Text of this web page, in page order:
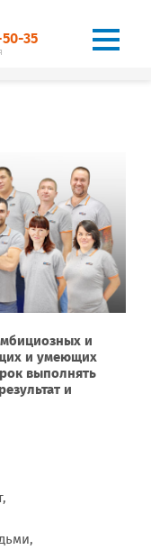
35
и
и умеющих
выполнять
и